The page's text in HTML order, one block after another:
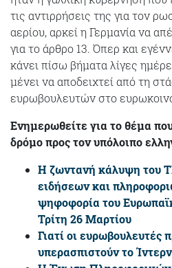
τις αντιρρήσεις της για τον
αερίου, αρκεί η Γερμανία να
για το άρθρο 13. Όπερ και
κάνει πίσω βήματα λίγες
μένει να αποδειχτεί από τη
ευρωβουλευτών στο
Ενημερωθείτε για το θέμα
δρόμο προς τον υπόλοιπο
Η ζωντανή κάλυψη του
ειδήσεων και
ψηφοφορία του
Τρίτη 26 Μαρτίου
Γιατί οι ευρωβουλευτές
υπερασπιστούν το